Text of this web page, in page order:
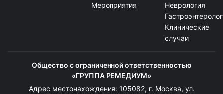
Мероприятия
Неврология
Клинические
случаи
Общество с ограниченной ответственностью
«ГРУППА РЕМЕДИУМ»
Адрес местонахождения: 105082, г. Москва, ул.